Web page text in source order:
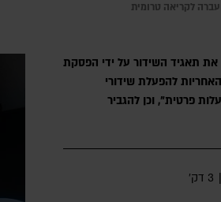
לקריאה טרומית
תאגיד השידור על ידי הפסקת
להפעלת שידורי
פרטית", וכן להגביר
| 3 דק׳